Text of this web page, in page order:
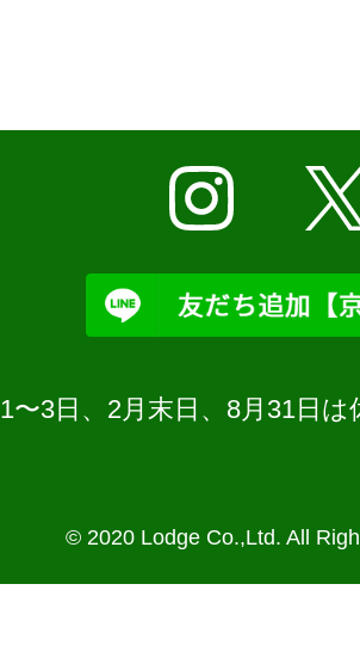
〜3日、2月末日、8月31日
© 2020 Lodge Co.,Ltd. All